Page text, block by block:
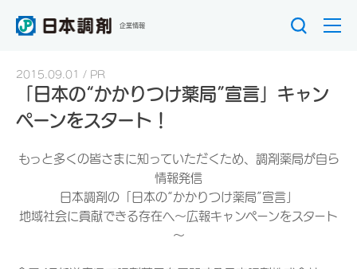
企業情報
2015.09.01 PR
「日本の“かかりつけ薬局”宣言」キャン
ペーンをスタート！
もっと多くの皆さまに知っていただくため、調剤薬局が自ら
情報発信
日本調剤の「日本の“かかりつけ薬局”宣言」
地域社会に貢献できる存在へ～広報キャンペーンをスタート
～